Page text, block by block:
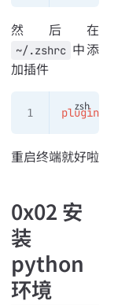
然后在
~/.zshrc 中添
加插件
plugins
重启终端就好啦
0x02 安
装
python
环境